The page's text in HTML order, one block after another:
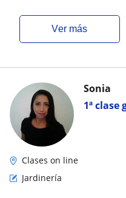
ver más
1ª clase
Sonia
Clases on line
Jardinería